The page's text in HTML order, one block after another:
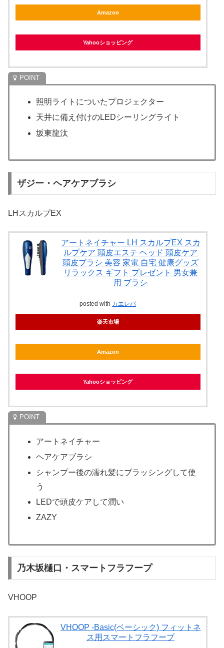
Amazon
Yahooショッピング
照明ライトについたプロジェクター
天井に備え付けのLEDシーリングライト
坂東龍汰
ザジー・ヘアケアブラシ
LHスカルプEX
アートネイチャー LH スカルプEX スカ
ルプケア 頭皮エステ ヘッド 頭皮ケア
頭皮ブラシ 美容 家電 自宅 健康グッズ
リラックス ギフト プレゼント 男女兼
用 ブラシ
posted with カエレバ
楽天市場
Amazon
Yahooショッピング
アートネイチャー
ヘアケアブラシ
シャンプー後の濡れ髪にブラッシングして使
う
LEDで頭皮ケアして潤い
ZAZY
乃木坂樋口・スマートフラフープ
VHOOP
VHOOP -Basic(ベーシック) フィットネ
ス用スマートフラフープ